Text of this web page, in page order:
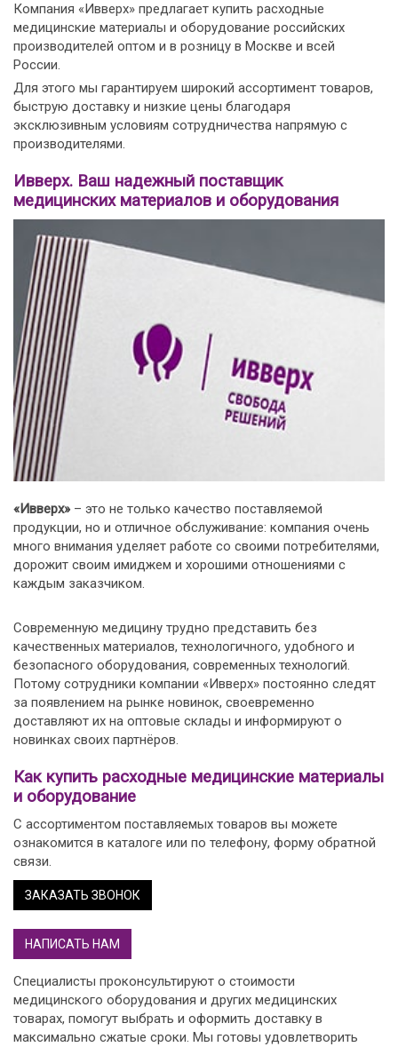
Компания «Ивверх» предлагает купить расходные
медицинские материалы и оборудование российских
производителей оптом и в розницу в Москве и всей
России.
Для этого мы гарантируем широкий ассортимент товаров,
быструю доставку и низкие цены благодаря
эксклюзивным условиям сотрудничества напрямую с
производителями.
Ивверх. Ваш надежный поставщик
медицинских материалов и оборудования
«Ивверх»– это не только качество поставляемой
продукции, но и отличное обслуживание: компания очень
много внимания уделяет работе со своими потребителями,
дорожит своим имиджем и хорошими отношениями с
каждым заказчиком.
Современную медицину трудно представить без
качественных материалов, технологичного, удобного и
безопасного оборудования, современных технологий.
Потому сотрудники компании «Ивверх» постоянно следят
за появлением на рынке новинок, своевременно
доставляют их на оптовые склады и информируют о
новинках своих партнёров.
Как купить расходные медицинские материалы
и оборудование
С ассортиментом поставляемых товаров вы можете
ознакомится в каталоге или по телефону, форму обратной
связи.
ЗАКАЗАТЬ ЗВОНОК
НАПИСАТЬ НАМ
Специалисты проконсультируют о стоимости
медицинского оборудования и других медицинских
товарах, помогут выбрать и оформить доставку в
максимально сжатые сроки. Мы готовы удовлетворить